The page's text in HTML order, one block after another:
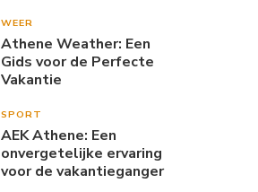
WEER
Athene Weather: Een
Gids voor de Perfecte
Vakantie
SPORT
AEK Athene: Een
onvergetelijke ervaring
voor de vakantieganger